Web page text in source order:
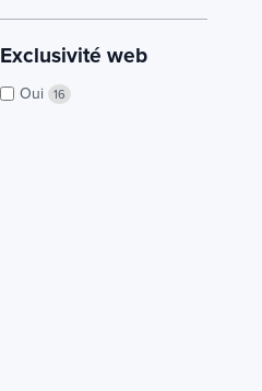
Exclusivité web
Oui 16